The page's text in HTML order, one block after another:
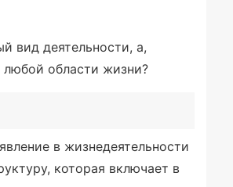
вид деятельности, а,
любой области жизни?
в жизнедеятельности
которая включает в